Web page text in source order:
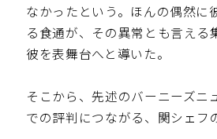
なかったという。ほんの偶然に
る食通が、その異常とも言える
彼を表舞台へと導いた。
そこから、先述のバーニーズニ
での評判につながる、関シェフ